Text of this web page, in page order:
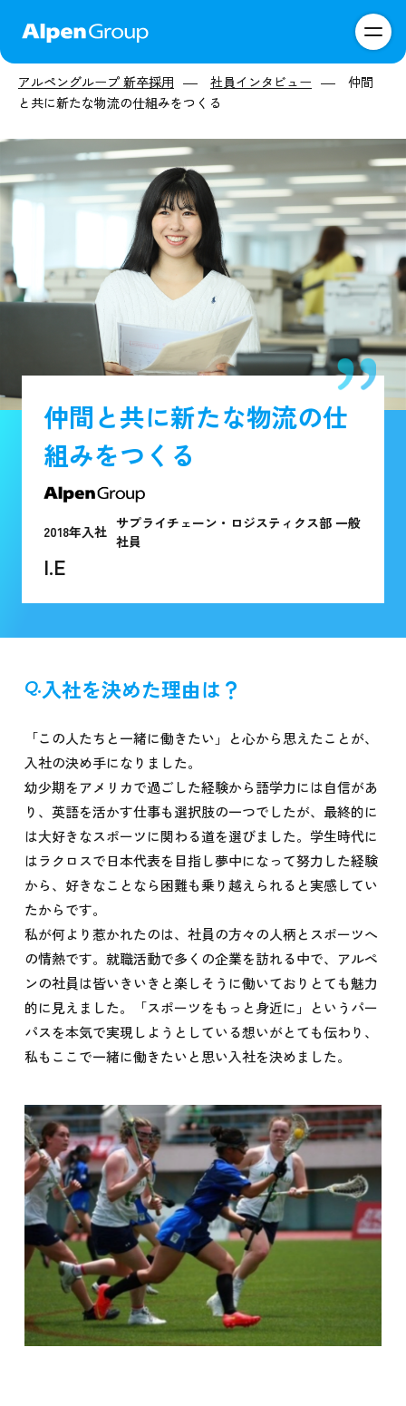
アルペングループ 新卒採用 社員インタビュー
仲間
と共に新たな物流の仕組みをつくる
アルペングループ 新卒採用 社員インタビュー
仲間
と共に新たな物流の仕組みをつくる
仲間と共に新たな物流の仕
組みをつくる
サプライチェーン・ロジスティクス部 一般
社員
2018年入社
I.E
入社を決めた理由は？
「この人たちと一緒に働きたい」と心から思えたことが、
入社の決め手になりました。
幼少期をアメリカで過ごした経験から語学力には自信があ
り、英語を活かす仕事も選択肢の一つでしたが、最終的に
は大好きなスポーツに関わる道を選びました。学生時代に
はラクロスで日本代表を目指し夢中になって努力した経験
から、好きなことなら困難も乗り越えられると実感してい
たからです。
私が何より惹かれたのは、社員の方々の人柄とスポーツへ
の情熱です。就職活動で多くの企業を訪れる中で、アルペ
ンの社員は皆いきいきと楽しそうに働いておりとても魅力
的に見えました。「スポーツをもっと身近に」というパー
パスを本気で実現しようとしている想いがとても伝わり、
私もここで一緒に働きたいと思い入社を決めました。